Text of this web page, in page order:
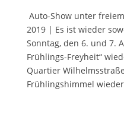
Auto-Show unter
2019 | Es ist wieder
Sonntag, den 6. und 7.
Frühlings-Freyheit“
Quartier
Frühlingshimmel